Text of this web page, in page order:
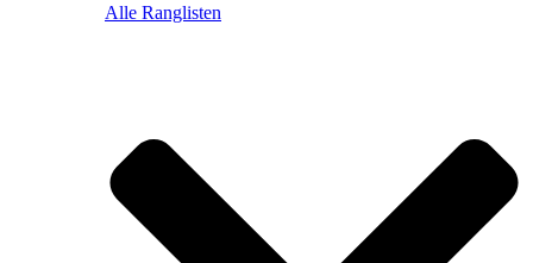
Alle Ranglisten